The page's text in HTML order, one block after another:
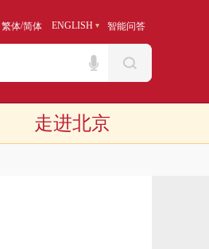
繁体/简体 ENGLISH 智能问答
走进北京